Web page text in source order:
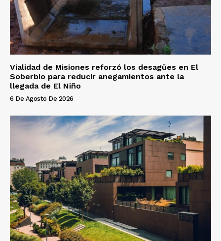
Vialidad de Misiones reforzó los desagües en El
Soberbio para reducir anegamientos ante la
llegada de El Niño
6 De Agosto De 2026